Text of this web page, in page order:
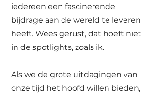
iedereen een fascinerende
bijdrage aan de wereld te leveren
heeft. Wees gerust, dat hoeft niet
in de spotlights, zoals ik.
Als we de grote uitdagingen van
onze tijd het hoofd willen bieden,